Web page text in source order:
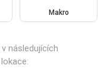
Makro
následujících